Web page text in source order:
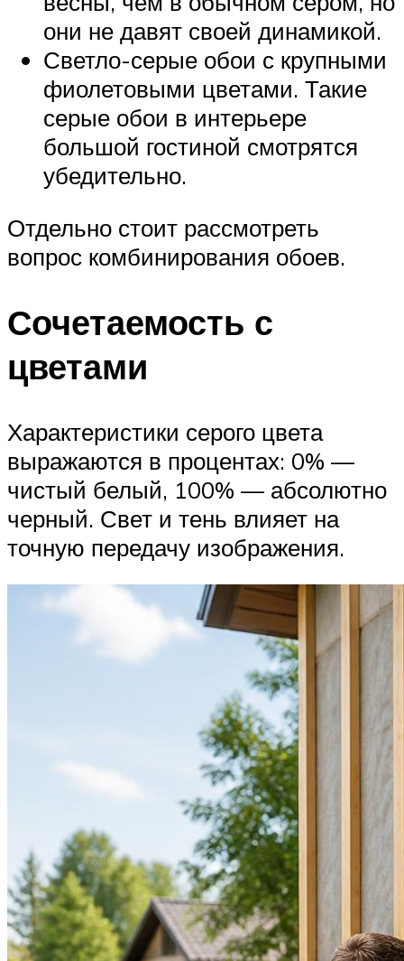
они не давят своей динамикой.
Светло-серые обои с крупными
фиолетовыми цветами. Такие
серые обои в интерьере
большой гостиной смотрятся
убедительно.
Отдельно стоит рассмотреть
вопрос комбинирования обоев.
Сочетаемость с
цветами
Характеристики серого цвета
выражаются в процентах: 0% —
чистый белый, 100% — абсолютно
черный. Свет и тень влияет на
точную передачу изображения.